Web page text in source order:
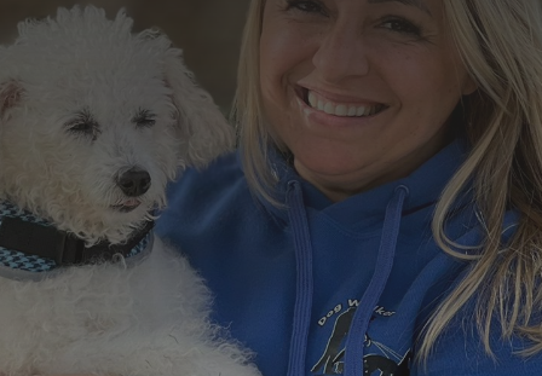
Formulário de Contato